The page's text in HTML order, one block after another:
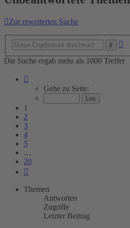
Zur erweiterten Suche
Die Suche ergab mehr als 1000 Treffer
von
Gehe zu Seite:
1
2
3
4
5
…
20
Themen
Antworten
Zugriffe
Letzter Beitrag